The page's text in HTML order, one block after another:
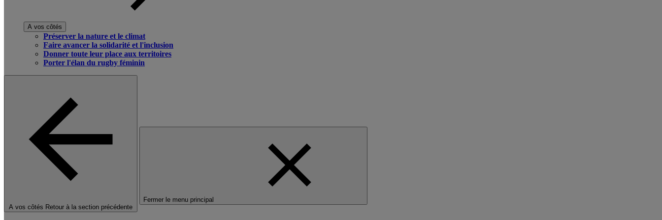
A vos côtés
Préserver la nature et le climat
Faire avancer la solidarité et l'inclusion
Donner toute leur place aux territoires
Porter l'élan du rugby féminin
A vos côtés Retour à la section précédente
Fermer le menu principal